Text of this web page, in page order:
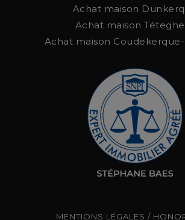
Achat maison
Achat maison
Achat maison
MENTIONS LÉGALES /